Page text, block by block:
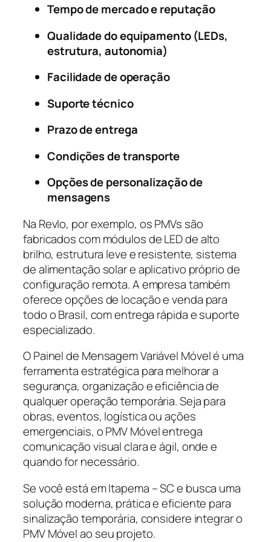
Tempo de mercado e reputação
Qualidade do equipamento (LEDs,
estrutura, autonomia)
Facilidade de operação
Suporte técnico
Prazo de entrega
Condições de transporte
Opções de personalização de
mensagens
Na Revlo, por exemplo, os PMVs são
fabricados com módulos de LED de alto
brilho, estrutura leve e resistente, sistema
de alimentação solar e aplicativo próprio de
configuração remota. A empresa também
oferece opções de locação e venda para
todo o Brasil, com entrega rápida e suporte
especializado.
O Painel de Mensagem Variável Móvel é uma
ferramenta estratégica para melhorar a
segurança, organização e eficiência de
qualquer operação temporária. Seja para
obras, eventos, logística ou ações
emergenciais, o PMV Móvel entrega
comunicação visual clara e ágil, onde e
quando for necessário.
Se você está em Itapema – SC e busca uma
solução moderna, prática e eficiente para
sinalização temporária, considere integrar o
PMV Móvel ao seu projeto.